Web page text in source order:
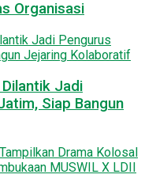
Organisasi
Jadi
Siap Bangun